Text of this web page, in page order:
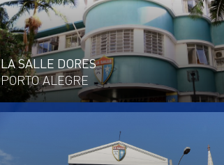
LA SALLE DORES
PORTO ALEGRE